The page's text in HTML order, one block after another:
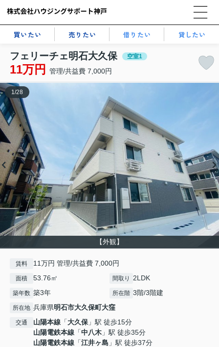
買いたい 売りたい 借りたい 貸したい
フェリーチェ明石大久保 空室1
11万円 管理/共益費 7,000円
【外観】
1/28
賃料 11万円 管理/共益費 7,000円
面積 53.76㎡ 間取り 2LDK
築年数 築3年 所在階 3階/3階建
所在地 兵庫県明石市大久保町大窪
交通 山陽本線 「大久保 」駅 徒歩15分
山陽電鉄本線 「中八木 」駅 徒歩35分
山陽電鉄本線 「江井ヶ島 」駅 徒歩37分